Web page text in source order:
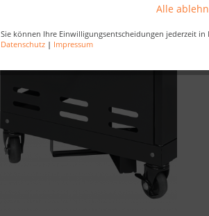
Alle
Sie können Ihre Einwilligungsentscheidungen jederzeit
Datenschutz | Impressum